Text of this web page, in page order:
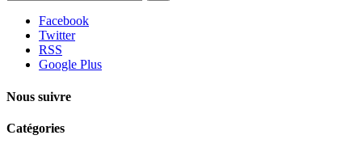
Facebook
Twitter
RSS
Google Plus
Nous suivre
Catégories